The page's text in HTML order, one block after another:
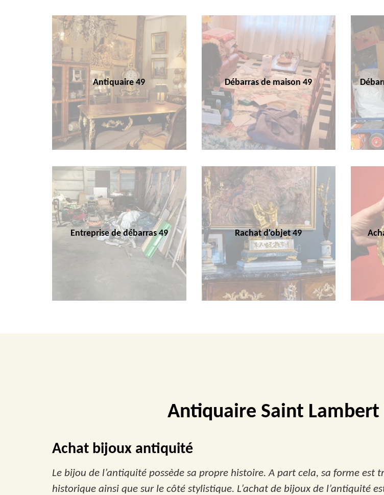
Antiquaire 49 Débarras de maison 49
Entreprise de débarras 49 Rachat d'objet 49
Antiquaire Saint Lambert
Achat bijoux antiquité
Le bijou de l’antiquité possède sa propre histoire. A part cela, sa forme est
historique ainsi que sur le côté stylistique. L’achat de bijoux de l’antiquité